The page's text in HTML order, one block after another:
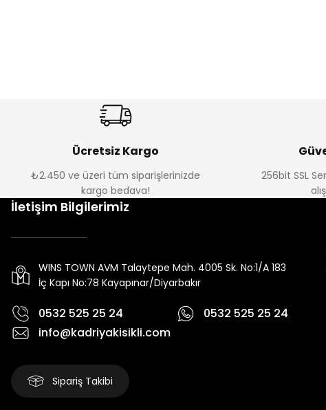
Ücretsiz Kargo
₺2.450 ve üzeri tüm siparişlerinizde
kargo bedava!
256bit SSL
İletişim Bilgilerimiz
WINS TOWN AVM Talaytepe Mah. 4005 Sk. No:1/A 183
İç Kapı No:78 Kayapınar/Diyarbakır
0532 525 25 24
0532 525 25 24
info@kadriyakisikli.com
Sipariş Takibi